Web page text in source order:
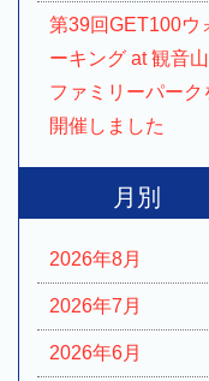
第39回GET100ウ
ーキング at 観音山
ファミリーパーク
開催しました
月別
2026年8月
2026年7月
2026年6月